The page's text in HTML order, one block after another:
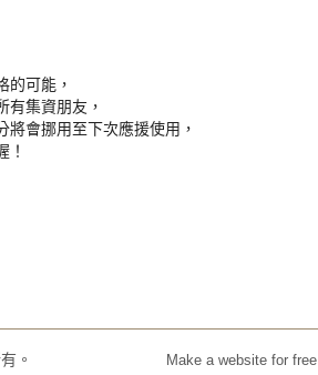
的可能，
有集資朋友，
會挪用至下次應援使用，
！
。 Make a website for free